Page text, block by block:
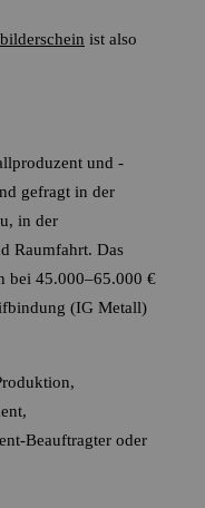
ist also
und -
gefragt in der
in der
Raumfahrt. Das
bei 45.000–65.000 €
(IG Metall)
Beauftragter oder